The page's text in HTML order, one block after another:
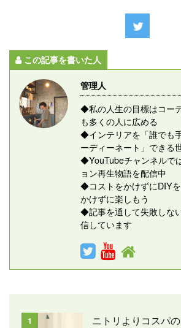
この記事を書いた人
管理人
◆私の人生の目標はコー
も多くの人に広める
◆インテリアを「誰でも
ーディーネート」できる
◆YouTubeチャンネルで
ョン再生物語を配信中
◆コストをかけずにDIY
かけずに楽しもう
◆記事を通して失敗しな
信しています
1
ニトリよりコスパ